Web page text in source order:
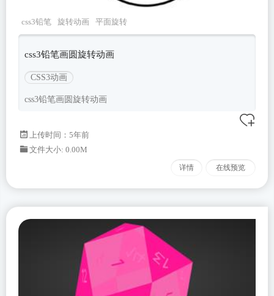
css3铅笔 旋转动画 平面旋转
css3铅笔画圆旋转动画
CSS3动画
css3铅笔画圆旋转动画
上传时间：5年前
文件大小: 0.00M
详情 在线预览